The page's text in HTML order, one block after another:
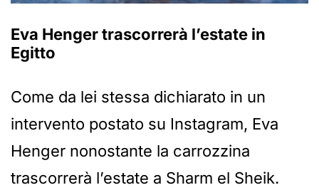
Eva Henger trascorrerà l’estate in
Egitto
Come da lei stessa dichiarato in un
intervento postato su Instagram, Eva
Henger nonostante la carrozzina
trascorrerà l’estate a Sharm el Sheik.